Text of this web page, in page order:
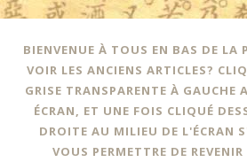
BIENVENUE À TOUS EN BAS DE LA
VOIR LES ANCIENS ARTICLES?
GRISE TRANSPARENTE À GAUCHE
ÉCRAN, ET UNE FOIS CLIQUÉ
DROITE AU MILIEU DE L'ÉCRAN
VOUS PERMETTRE DE